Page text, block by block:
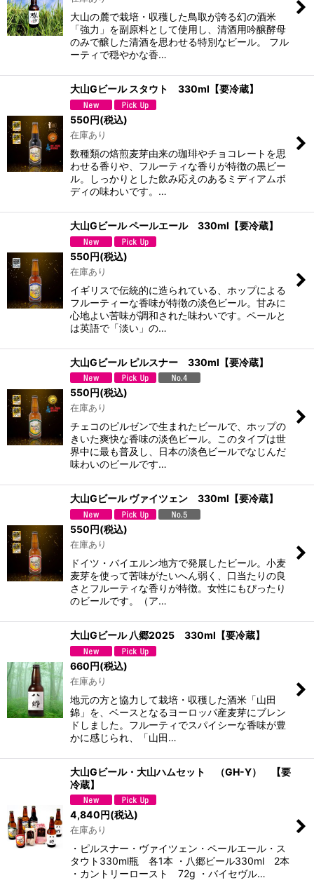
大山の麓で栽培・収穫した鳥取が誇る幻の酒米
「強力」を副原料として使用し、清酒用吟醸酵母
のみで醸した清酒を思わせる特別なビール。 フル
ーティで穏やかな香…
大山Gビール スタウト 330ml【要冷蔵】
550円(税込)
在庫あり
数種類の焙煎麦芽由来の珈琲やチョコレートを思
わせる香りや、フルーティな香りが特徴の黒ビー
ル。しっかりとした飲み応えのあるミディアムボ
ディの味わいです。…
大山Gビール ペールエール 330ml【要冷蔵】
550円(税込)
在庫あり
イギリスで伝統的に造られている、ホップによる
フルーティーな香味が特徴の淡色ビール。甘みに
心地よい苦味が調和された味わいです。ペールと
は英語で「淡い」の…
大山Gビール ピルスナー 330ml【要冷蔵】
550円(税込)
在庫あり
チェコのピルゼンで生まれたビールで、ホップの
きいた爽快な香味の淡色ビール。このタイプは世
界中に最も普及し、日本の淡色ビールでなじんだ
味わいのビールです…
大山Gビール ヴァイツェン 330ml【要冷蔵】
550円(税込)
在庫あり
ドイツ・バイエルン地方で発展したビール。小麦
麦芽を使って苦味がたいへん弱く、口当たりの良
さとフルーティな香りが特徴。女性にもぴったり
のビールです。（ア…
大山Gビール 八郷2025 330ml【要冷蔵】
660円(税込)
在庫あり
地元の方と協力して栽培・収穫した酒米「山田
錦」を、ベースとなるヨーロッパ産麦芽にブレン
ドしました。フルーティでスパイシーな香味が豊
かに感じられ、「山田…
大山Gビール・大山ハムセット （GH-Y） 【要
冷蔵】
4,840円(税込)
在庫あり
・ピルスナー・ヴァイツェン・ペールエール・ス
タウト330ml瓶 各1本 ・八郷ビール330ml 2本
・カントリーロースト 72g ・バイセヴル…